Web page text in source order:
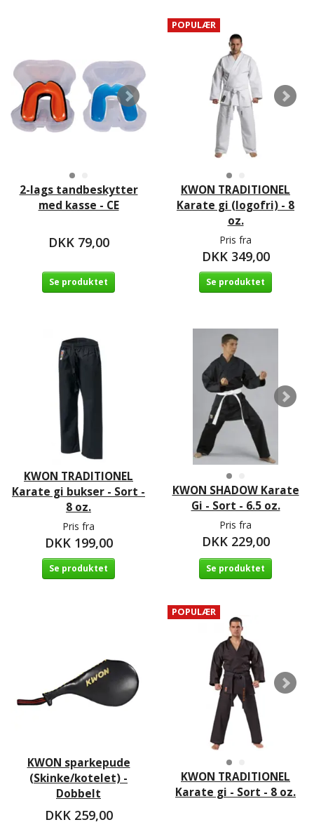
2-lags tandbeskytter
med kasse - CE
DKK 79,00
Se produktet
POPULÆR
KWON TRADITIONEL
Karate gi (logofri) - 8
oz.
Pris fra
DKK 349,00
Se produktet
KWON TRADITIONEL
Karate gi bukser - Sort -
8 oz.
Pris fra
DKK 199,00
Se produktet
KWON SHADOW Karate
Gi - Sort - 6.5 oz.
Pris fra
DKK 229,00
Se produktet
KWON sparkepude
(Skinke/kotelet) -
Dobbelt
DKK 259,00
POPULÆR
KWON TRADITIONEL
Karate gi - Sort - 8 oz.